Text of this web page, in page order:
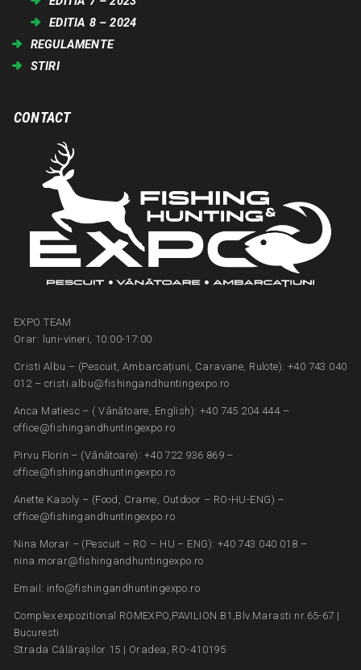
EDITIA 8 – 2024
REGULAMENTE
STIRI
CONTACT
EXPO TEAM
Orar: luni-vineri, 10:00-17:00
Cristi Albu – (Pescuit, Ambarcațiuni, Caravane, Rulote): +40 743 040
012 – cristi.albu@fishingandhuntingexpo.ro
Anca Matiesc – ( Vânătoare, English): +40 745 204 444 –
office@fishingandhuntingexpo.ro
Pirvu Florin – (Vânătoare): +40 722 936 869 –
office@fishingandhuntingexpo.ro
Anette Kasoly – (Food, Crame, Outdoor – RO-HU-ENG) –
office@fishingandhuntingexpo.ro
Nina Morar – (Pescuit – RO – HU – ENG): +40 743 040 018 –
nina.morar@fishingandhuntingexpo.ro
Email: info@fishingandhuntingexpo.ro
Complex expozitional ROMEXPO,PAVILION B1,Blv.Marasti nr.65-67 |
Bucuresti
Strada Călărașilor 15 | Oradea, RO-410195